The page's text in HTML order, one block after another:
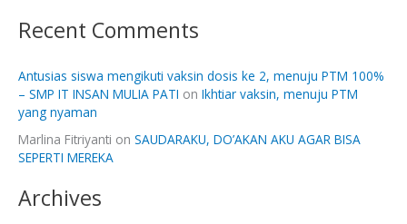
Recent Comments
Antusias siswa mengikuti vaksin dosis ke 2, menuju PTM 100%
– SMP IT INSAN MULIA PATI on Ikhtiar vaksin, menuju PTM
yang nyaman
Marlina Fitriyanti on SAUDARAKU, DO’AKAN AKU AGAR BISA
SEPERTI MEREKA
Archives